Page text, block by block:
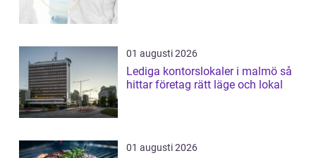
01 augusti 2026
Lediga kontorslokaler i malmö så
hittar företag rätt läge och lokal
01 augusti 2026